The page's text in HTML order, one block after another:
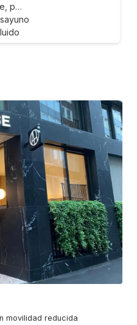
p…
movilidad reducida